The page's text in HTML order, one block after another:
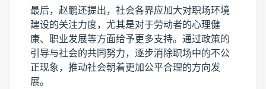
最后，赵鹏还提出，社会各界应加大对职场环境
建设的关注力度，尤其是对于劳动者的心理健
康、职业发展等方面给予更多支持。通过政策的
引导与社会的共同努力，逐步消除职场中的不公
正现象，推动社会朝着更加公平合理的方向发
展。